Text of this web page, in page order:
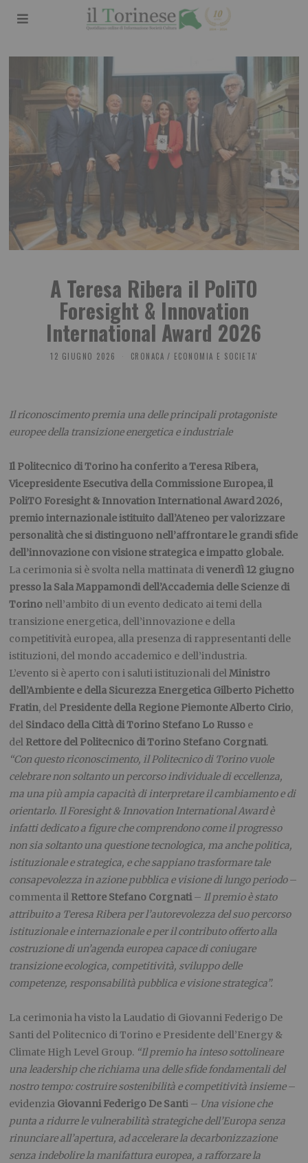
A Teresa Ribera il PoliTO
Foresight & Innovation
International Award 2026
12 GIUGNO 2026 CRONACA / ECONOMIA E SOCIETA'
Il riconoscimento premia una delle principali protagoniste
europeedella transizione energetica e industriale
Il Politecnico di Torino ha conferito a Teresa Ribera,
Vicepresidente Esecutiva della Commissione Europea, il
PoliTO Foresight & Innovation International Award 2026,
premio internazionale istituito dall’Ateneo per valorizzare
personalità che si distinguono nell’affrontare le grandi sfide
dell’innovazione con visione strategica e impatto globale.
La cerimonia si è svolta nella mattinata divenerdì 12 giugno
presso la Sala Mappamondi dell’Accademia delle Scienze di
Torino nell’ambito di un evento dedicato ai temi della
transizione energetica, dell’innovazione e della
competitività europea, alla presenza di rappresentanti delle
istituzioni, del mondo accademico e dell’industria.
L’evento si è aperto con i saluti istituzionali delMinistro
dell’Ambiente e della Sicurezza Energetica Gilberto Pichetto
Fratin, del Presidente della Regione Piemonte Alberto Cirio,
del Sindaco della Città di Torino Stefano Lo Russo e
del Rettore del Politecnico di Torino Stefano Corgnati.
“Con questo riconoscimento, il Politecnico di Torino vuole
celebrare non soltanto un percorso individuale di eccellenza,
ma una più ampia capacità di interpretare il cambiamento e di
orientarlo. Il Foresight & Innovation International Award è
infatti dedicato a figure che comprendono come il progresso
non sia soltanto una questione tecnologica, ma anche politica,
istituzionale e strategica, e che sappiano trasformare tale
consapevolezza in azione pubblica e visione di lungo periodo–
commenta il Rettore Stefano Corgnati– Il premio è stato
attribuito a Teresa Ribera per l’autorevolezza del suo percorso
istituzionale e internazionale e per il contributo offerto alla
costruzione di un’agenda europea capace di coniugare
transizione ecologica, competitività, sviluppo delle
competenze, responsabilità pubblica e visione strategica”.
La cerimonia ha visto la Laudatio di Giovanni Federigo De
Santi del Politecnico di Torino e Presidente dell’Energy &
Climate High Level Group. “Il premio ha inteso sottolineare
una leadership che richiama una delle sfide fondamentali del
nostro tempo: costruire sostenibilità e competitività insieme–
evidenzia Giovanni Federigo De Santi – Una visione che
punta a ridurre le vulnerabilità strategiche dell’Europa senza
rinunciare all’apertura, ad accelerare la decarbonizzazione
senza indebolire la manifattura europea, a rafforzare la